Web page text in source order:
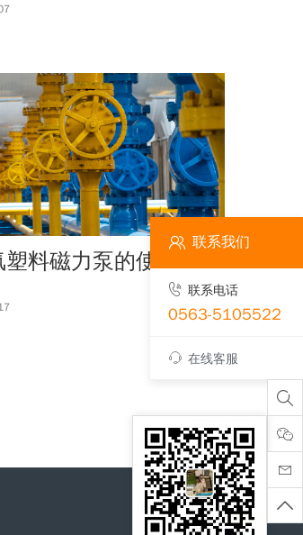
料磁力泵的使用寿命
联系我们
联系电话
0563-5105522
在线客服